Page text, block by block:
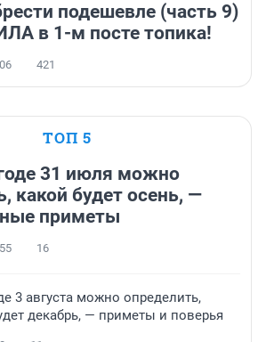
подешевле (часть 9)
в 1-м посте топика!
421
ТОП 5
31 июля можно
какой будет осень, —
приметы
16
3 августа можно определить,
декабрь, — приметы и поверья